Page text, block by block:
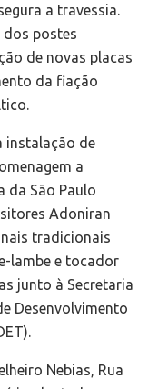
a travessia.
dos postes
de novas placas
da fiação
instalação de
a
da São Paulo
Adoniran
tradicionais
lambe e tocador
junto à Secretaria
Desenvolvimento
Nebias, Rua